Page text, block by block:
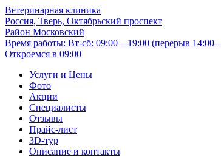
Ветеринарная клиника
Россия, Тверь, Октябрьский проспект
Район Московский
Время работы: Вт-сб: 09:00—19:00 (перерыв
Откроемся в 09:00
Услуги и Цены
Фото
Акции
Специалисты
Отзывы
Прайс-лист
3D-тур
Описание и контакты